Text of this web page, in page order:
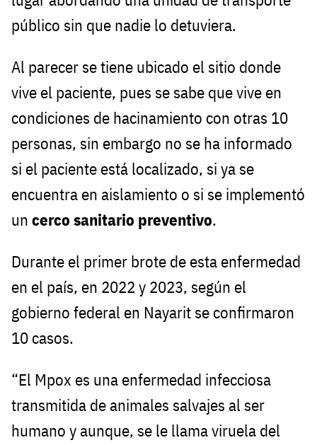
público sin que nadie lo detuviera.
Al parecer se tiene ubicado el sitio donde
vive el paciente, pues se sabe que vive en
condiciones de hacinamiento con otras 10
personas, sin embargo no se ha informado
si el paciente está localizado, si ya se
encuentra en aislamiento o si se implementó
un cerco sanitario preventivo.
Durante el primer brote de esta enfermedad
en el país, en 2022 y 2023, según el
gobierno federal en Nayarit se confirmaron
10 casos.
“El Mpox es una enfermedad infecciosa
transmitida de animales salvajes al ser
humano y aunque, se le llama viruela del